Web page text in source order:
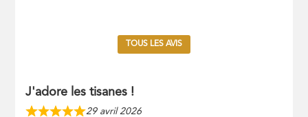
TOUS LES AVIS
J'adore les tisanes !
29 avril 2026